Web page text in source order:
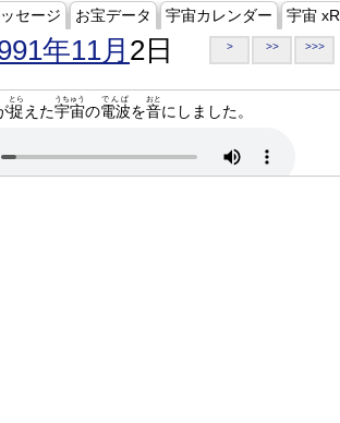
セージ お宝データ 宇宙カレンダー 宇宙 xR
年11月 2日 > >> >>>
捉
とら
えた宇宙
うちゅう
の電波
でんぱ
を音
おと
にしました。